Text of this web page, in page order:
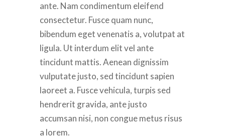
ante. Nam condimentum eleifend
consectetur. Fusce quam nunc,
bibendum eget venenatis a, volutpat at
ligula. Ut interdum elit vel ante
tincidunt mattis. Aenean dignissim
vulputate justo, sed tincidunt sapien
laoreet a. Fusce vehicula, turpis sed
hendrerit gravida, ante justo
accumsan nisi, non congue metus risus
a lorem.